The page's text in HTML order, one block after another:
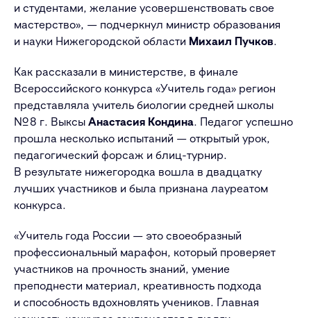
и студентами, желание усовершенствовать свое
мастерство», — подчеркнул министр образования
и науки Нижегородской области Михаил Пучков.
Как рассказали в министерстве, в финале
Всероссийского конкурса «Учитель года» регион
представляла учитель биологии средней школы
№ 8 г. Выксы Анастасия Кондина. Педагог успешно
прошла несколько испытаний — открытый урок,
педагогический форсаж и блиц-турнир.
В результате нижегородка вошла в двадцатку
лучших участников и была признана лауреатом
конкурса.
«Учитель года России — это своеобразный
профессиональный марафон, который проверяет
участников на прочность знаний, умение
преподнести материал, креативность подхода
и способность вдохновлять учеников. Главная